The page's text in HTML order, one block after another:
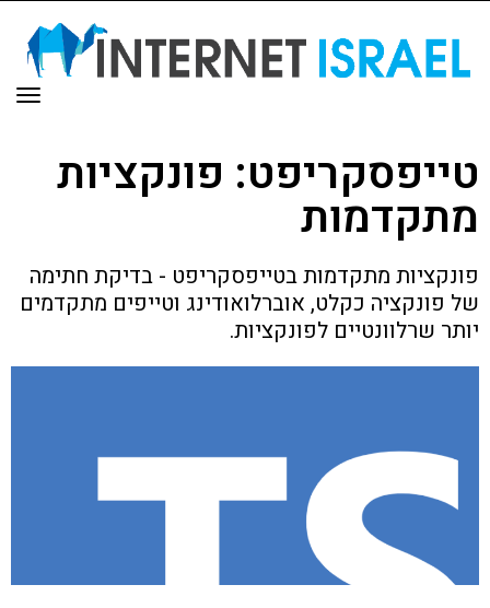
טייפסקריפט: פונקציות
מתקדמות
פונקציות מתקדמות בטייפסקריפט - בדיקת חתימה
של פונקציה כקלט, אוברלואודינג וטייפים מתקדמים
יותר שרלוונטיים לפונקציות.